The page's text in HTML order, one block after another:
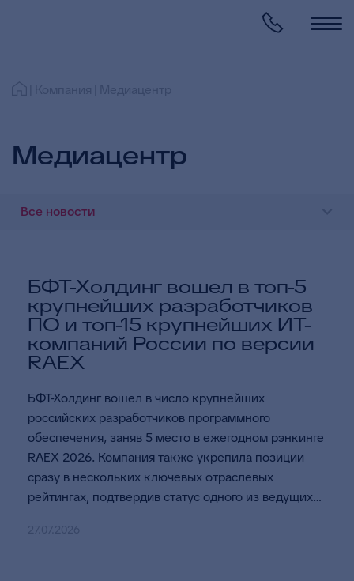
Медиацентр
Все новости
БФТ-Холдинг вошел в топ-5
крупнейших разработчиков
ПО и топ-15 крупнейших ИТ-
компаний России по версии
RAEX
БФТ-Холдинг вошел в число крупнейших
российских разработчиков программного
обеспечения, заняв 5 место в ежегодном рэнкинге
RAEX 2026. Компания также укрепила позиции
сразу в нескольких ключевых отраслевых
рейтингах, подтвердив статус одного из ведущих